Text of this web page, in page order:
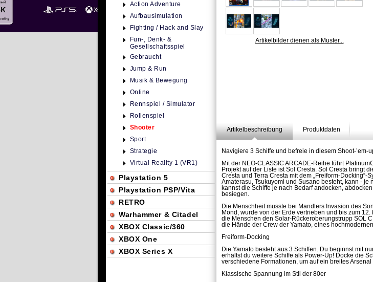
Artikelbilder dienen als Muster...
Artikelbeschreibung
Produktdaten
Navigiere 3 Schiffe und befreie in diesem Shoot-
Mit der NEO-CLASSIC ARCADE-Reihe führt
Projekt auf der Liste ist Sol Cresta. Sol Cresta bringt
Cresta und Terra Cresta mit dem „Freiform-
Amaterasu, Tsukuyomi und Susano besteht, kann -
kannst die Schiffe je nach Bedarf andocken,
besiegen.
Die Menschheit musste bei Mandlers Invasion des
Mond, wurde von der Erde vertrieben und bis zum
die Menschen den Solar-Rückeroberungstrupp SOL
die Hände der Crew der Yamato, eines
Freiform-Docking
Die Yamato besteht aus 3 Schiffen. Du beginnst mit
erhältst du weitere Schiffe als Power-Up! Docke die
verschiedene Formationen, um auf ein breites
Klassische Spannung im Stil der 80er
Action Adventure
Aufbausimulation
Fighting / Hack and Slay
Fun-, Denk- &
Gesellschaftsspiel
Gebraucht
Jump & Run
Musik & Bewegung
Online
Rennspiel / Simulator
Rollenspiel
Shooter
Sport
Strategie
Virtual Reality 1 (VR1)
Playstation 5
Playstation PSP/Vita
RETRO
Warhammer & Citadel
XBOX Classic/360
XBOX One
XBOX Series X